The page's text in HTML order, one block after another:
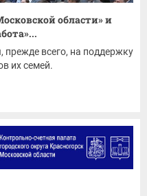
области» и
всего, на поддержку
их семей.